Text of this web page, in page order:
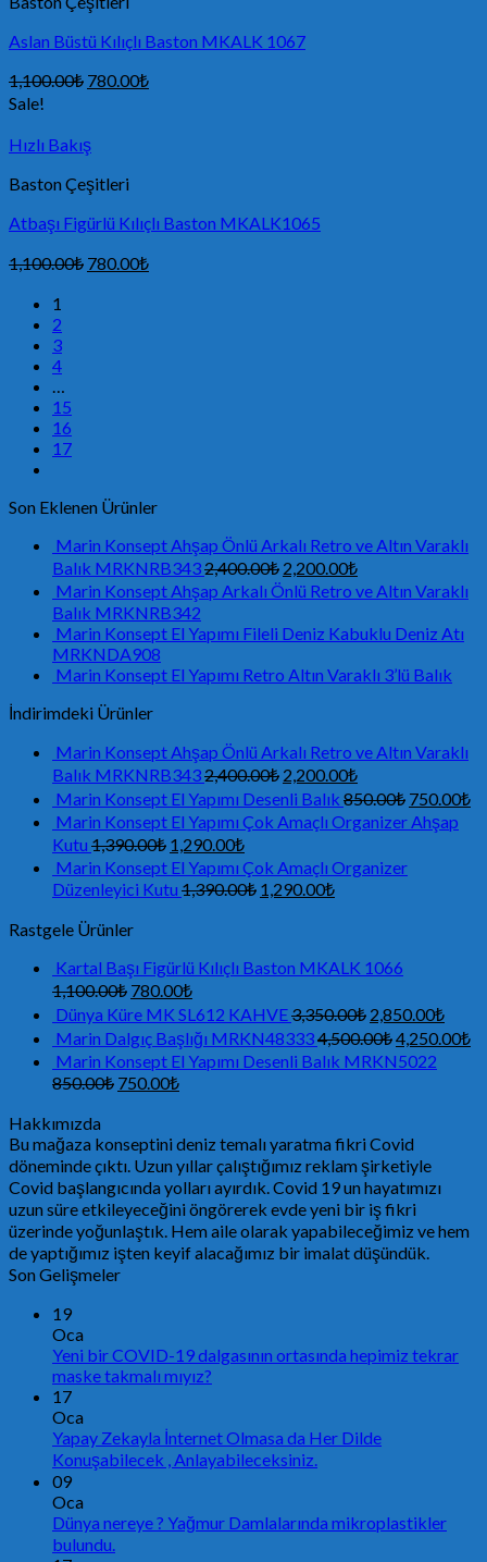
Aslan Büstü Kılıçlı Baston MKALK 1067
1,100.00₺ 780.00₺
Sale!
Hızlı Bakış
Baston Çeşitleri
Atbaşı Figürlü Kılıçlı Baston MKALK1065
1,100.00₺ 780.00₺
1
2
3
4
…
15
16
17
Son Eklenen Ürünler
Marin Konsept Ahşap Önlü Arkalı Retro ve Altın Varaklı
Balık MRKNRB3432,400.00₺ 2,200.00₺
Marin Konsept Ahşap Arkalı Önlü Retro ve Altın Varaklı
Balık MRKNRB342
Marin Konsept El Yapımı Fileli Deniz Kabuklu Deniz Atı
MRKNDA908
Marin Konsept El Yapımı Retro Altın Varaklı 3’lü Balık
İndirimdeki Ürünler
Marin Konsept Ahşap Önlü Arkalı Retro ve Altın Varaklı
Balık MRKNRB3432,400.00₺ 2,200.00₺
Marin Konsept El Yapımı Desenli Balık 850.00₺ 750.00₺
Marin Konsept El Yapımı Çok Amaçlı Organizer Ahşap
Kutu 1,390.00₺ 1,290.00₺
Marin Konsept El Yapımı Çok Amaçlı Organizer
Düzenleyici Kutu 1,390.00₺ 1,290.00₺
Rastgele Ürünler
Kartal Başı Figürlü Kılıçlı Baston MKALK 1066
1,100.00₺ 780.00₺
Dünya Küre MK SL612 KAHVE3,350.00₺ 2,850.00₺
Marin Dalgıç Başlığı MRKN483334,500.00₺4,250.00₺
Marin Konsept El Yapımı Desenli Balık MRKN5022
850.00₺ 750.00₺
Hakkımızda
Bu mağaza konseptini deniz temalı yaratma fikri Covid
döneminde çıktı. Uzun yıllar çalıştığımız reklam şirketiyle
Covid başlangıcında yolları ayırdık. Covid 19 un hayatımızı
uzun süre etkileyeceğini öngörerek evde yeni bir iş fikri
üzerinde yoğunlaştık. Hem aile olarak yapabileceğimiz ve hem
de yaptığımız işten keyif alacağımız bir imalat düşündük.
Son Gelişmeler
19
Oca
Yeni bir COVID-19 dalgasının ortasında hepimiz tekrar
maske takmalı mıyız?
17
Oca
Yapay Zekayla İnternet Olmasa da Her Dilde
Konuşabilecek , Anlayabileceksiniz.
09
Oca
Dünya nereye ? Yağmur Damlalarında mikroplastikler
bulundu.